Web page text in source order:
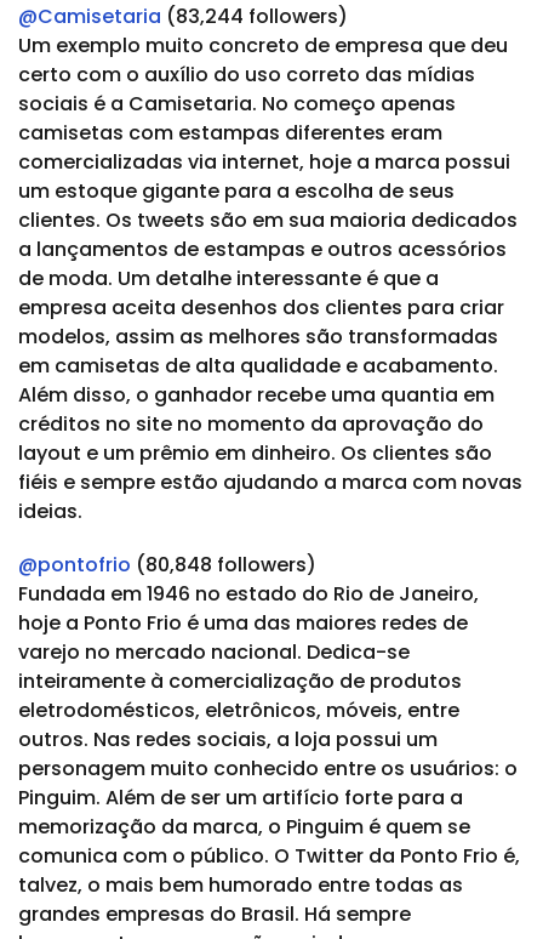
@Camisetaria (83,244 followers)
Um exemplo muito concreto de empresa que deu
certo com o auxílio do uso correto das mídias
sociais é a Camisetaria. No começo apenas
camisetas com estampas diferentes eram
comercializadas via internet, hoje a marca possui
um estoque gigante para a escolha de seus
clientes. Os tweets são em sua maioria dedicados
a lançamentos de estampas e outros acessórios
de moda. Um detalhe interessante é que a
empresa aceita desenhos dos clientes para criar
modelos, assim as melhores são transformadas
em camisetas de alta qualidade e acabamento.
Além disso, o ganhador recebe uma quantia em
créditos no site no momento da aprovação do
layout e um prêmio em dinheiro. Os clientes são
fiéis e sempre estão ajudando a marca com novas
ideias.
@pontofrio (80,848 followers)
Fundada em 1946 no estado do Rio de Janeiro,
hoje a Ponto Frio é uma das maiores redes de
varejo no mercado nacional. Dedica-se
inteiramente à comercialização de produtos
eletrodomésticos, eletrônicos, móveis, entre
outros. Nas redes sociais, a loja possui um
personagem muito conhecido entre os usuários: o
Pinguim. Além de ser um artifício forte para a
memorização da marca, o Pinguim é quem se
comunica com o público. O Twitter da Ponto Frio é,
talvez, o mais bem humorado entre todas as
grandes empresas do Brasil. Há sempre